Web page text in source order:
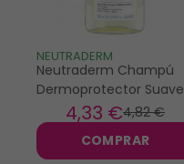
NEUTRADERM
Neutraderm Champú
Dermoprotector Suave
500 ml
4,82 €
4,33 €
COMPRAR